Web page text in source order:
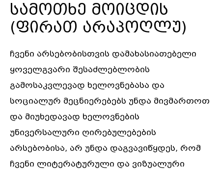
სამოთხე მოიცდის
(ფირათ არაპოღლუ)
ჩვენი არსებობისთვის დამახასიათებელი
ყოველგვარი შესაძლებლობის
გამოსაკვლევად ხელოვნებასა და
სოციალურ მეცნიერებებს უნდა მივმართოთ
და მიუხედავად ხელოვნების
უნივერსალური ღირებულებების
არსებობისა, არ უნდა დაგვავიწყდეს, რომ
ჩვენი ლიტერატურული და ვიზუალური